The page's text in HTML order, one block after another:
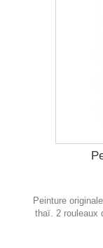
Peinture
thaï. 2 rouleaux